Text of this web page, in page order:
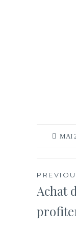
MAI
de
Achat